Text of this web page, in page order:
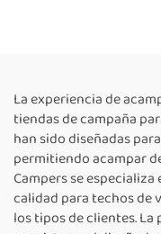
La experiencia de
tiendas de campaña
han sido diseñadas
permitiendo acampar
Campers se
calidad para techos de
los tipos de clientes.